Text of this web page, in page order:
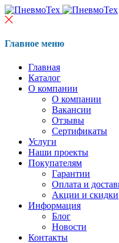
Главное меню
Главная
Каталог
О компании
О компании
Вакансии
Отзывы
Сертификаты
Услуги
Наши проекты
Покупателям
Гарантии
Оплата и
Акции и скидки
Информация
Блог
Новости
Контакты